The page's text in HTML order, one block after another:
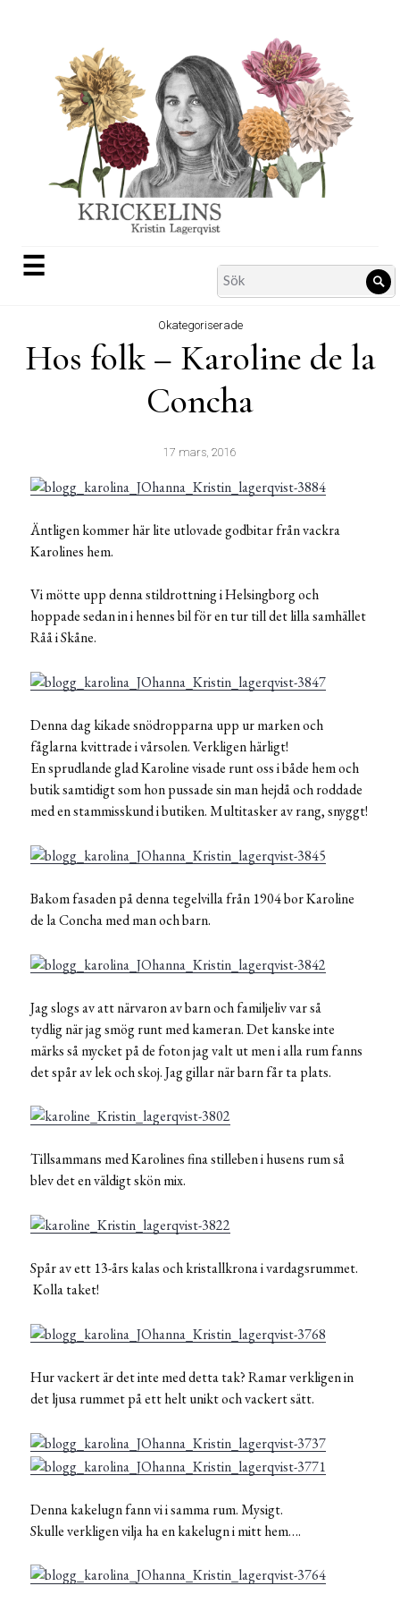
☰
Search
for:
Okategoriserade
Hos folk – Karoline de la
Concha
17 mars, 2016
Äntligen kommer här lite utlovade godbitar från vackra
Karolines hem.
Vi mötte upp denna stildrottning i Helsingborg och
hoppade sedan in i hennes bil för en tur till det lilla samhället
Råå i Skåne.
Denna dag kikade snödropparna upp ur marken och
fåglarna kvittrade i vårsolen. Verkligen härligt!
En sprudlande glad Karoline visade runt oss i både hem och
butik samtidigt som hon pussade sin man hejdå och roddade
med en stammisskund i butiken. Multitasker av rang, snyggt!
Bakom fasaden på denna tegelvilla från 1904 bor Karoline
de la Concha med man och barn.
Jag slogs av att närvaron av barn och familjeliv var så
tydlig när jag smög runt med kameran. Det kanske inte
märks så mycket på de foton jag valt ut men i alla rum fanns
det spår av lek och skoj. Jag gillar när barn får ta plats.
Tillsammans med Karolines fina stilleben i husens rum så
blev det en väldigt skön mix.
Spår av ett 13-års kalas och kristallkrona i vardagsrummet.
Kolla taket!
Hur vackert är det inte med detta tak? Ramar verkligen in
det ljusa rummet på ett helt unikt och vackert sätt.
Denna kakelugn fann vi i samma rum. Mysigt.
Skulle verkligen vilja ha en kakelugn i mitt hem….